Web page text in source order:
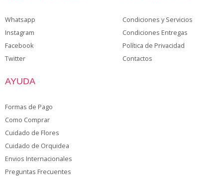
Whatsapp
Instagram
Facebook
Twitter
Condiciones y Servicios
Condiciones Entregas
Política de Privacidad
Contactos
AYUDA
Formas de Pago
Como Comprar
Cuidado de Flores
Cuidado de Orquidea
Envios Internacionales
Preguntas Frecuentes